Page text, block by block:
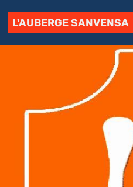
L'AUBERGE SANVENSA